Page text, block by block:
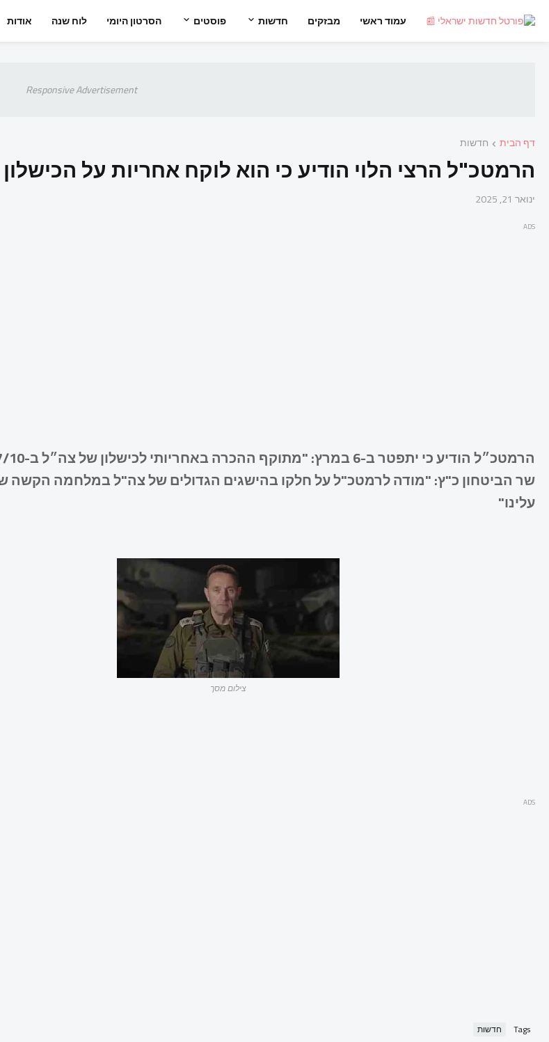
עמוד ראשי מבזקים חדשות פוסטים הסרטון היומי לוח שנה אודות
Responsive Advertisement
דף הבית חדשות
הרמטכ"ל הרצי הלוי הודיע ​​כי הוא לוקח אחריות על
ינואר 21, 2025
ADS
הרמטכ״ל הודיע כי יתפטר ב-6 במרץ: "מתוקף ההכרה באחריותי לכישלון של צה״ל ב-7/10"
שר הביטחון כ"ץ: "מודה לרמטכ"ל על חלקו בהישגים הגדולים של צה"ל במלחמה הקשה
עלינו"
צילום מסך
ADS
Tags חדשות